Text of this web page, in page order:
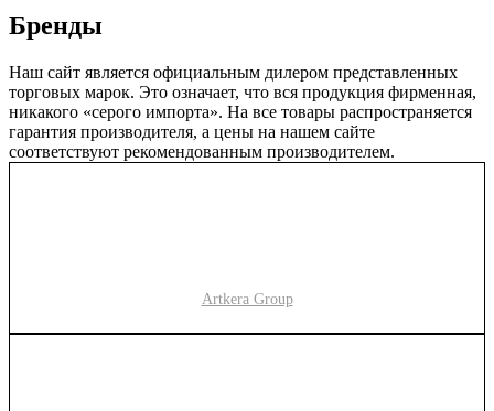
Бренды
Наш сайт является официальным дилером представленных
торговых марок. Это означает, что вся продукция фирменная,
никакого «серого импорта». На все товары распространяется
гарантия производителя, а цены на нашем сайте
соответствуют рекомендованным производителем.
Artkera Group